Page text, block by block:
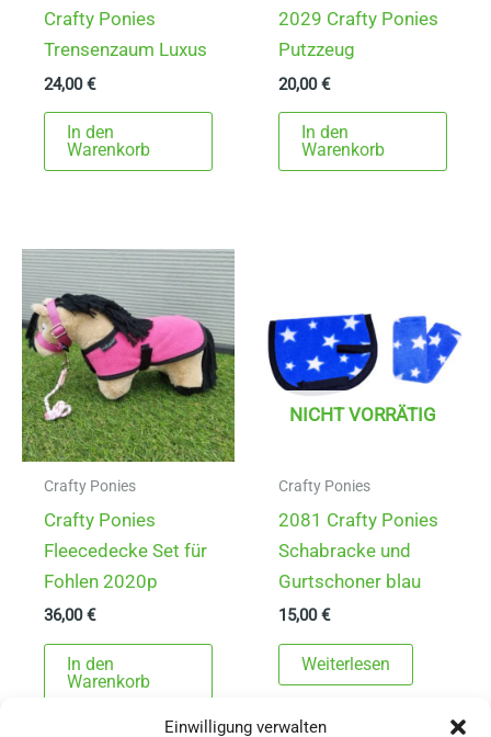
Einwilligung verwalten
Crafty Ponies
Trensenzaum Luxus
24,00€
In den
Warenkorb
2029 Crafty Ponies
Putzzeug
20,00€
In den
Warenkorb
Crafty Ponies
Crafty Ponies
Fleecedecke Set für
Fohlen 2020p
36,00€
In den
Warenkorb
NICHT VORRÄTIG
Crafty Ponies
2081 Crafty Ponies
Schabracke und
Gurtschoner blau
15,00€
Weiterlesen